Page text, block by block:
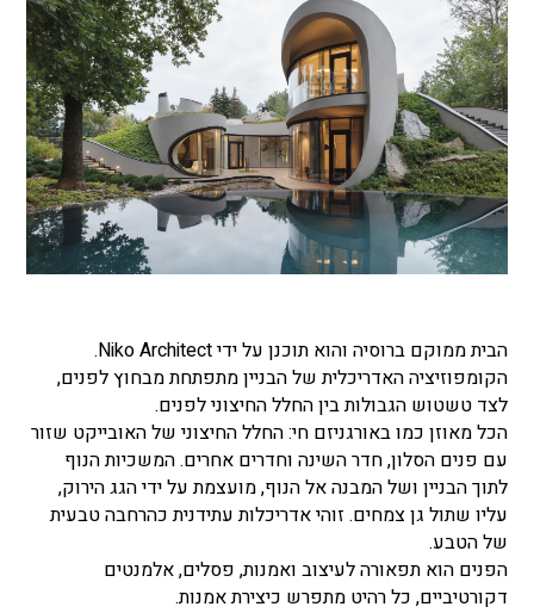
הבית ממוקם ברוסיה והוא תוכנן על ידי Niko Architect.
הקומפוזיציה האדריכלית של הבניין מתפתחת מבחוץ לפנים,
לצד טשטוש הגבולות בין החלל החיצוני לפנים.
הכל מאוזן כמו באורגניזם חי: החלל החיצוני של האובייקט שזור
עם פנים הסלון, חדר השינה וחדרים אחרים. המשכיות הנוף
לתוך הבניין ושל המבנה אל הנוף, מועצמת על ידי הגג הירוק,
עליו שתול גן צמחים. זוהי אדריכלות עתידנית כהרחבה טבעית
של הטבע.
הפנים הוא תפאורה לעיצוב ואמנות, פסלים, אלמנטים
דקורטיביים, כל רהיט מתפרש כיצירת אמנות.